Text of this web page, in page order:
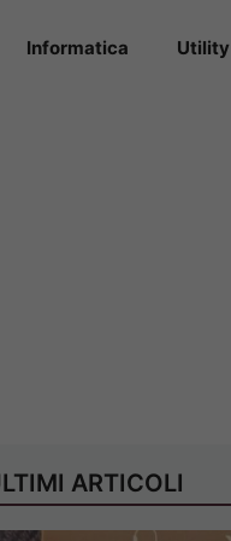
Informatica Utility
ARTICOLI